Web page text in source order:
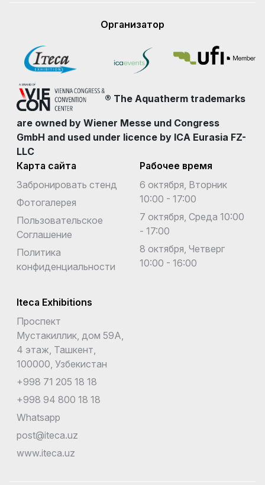
Организатор
® The Aquatherm trademarks
are owned by Wiener Messe und Congress
GmbH and used under licence by ICA Eurasia FZ-
LLC
Карта сайта
Забронировать стенд
Фотогалерея
Пользовательское
Соглашение
Политика
конфиденциальности
Рабочее время
6 октября, Вторник
10:00 - 17:00
7 октября, Среда 10:00
- 17:00
8 октября, Четверг
10:00 - 16:00
Iteca Exhibitions
Проспект
Мустакиллик, дом 59А,
4 этаж, Ташкент,
100000, Узбекистан
+998 71 205 18 18
+998 94 800 18 18
Whatsapp
post@iteca.uz
www.iteca.uz